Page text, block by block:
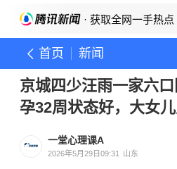
· 获取全网一手热点
首页 新闻
京城四少汪雨一家六
孕32周状态好，大女
一堂心理课A
2026年5月29日09:31 山东